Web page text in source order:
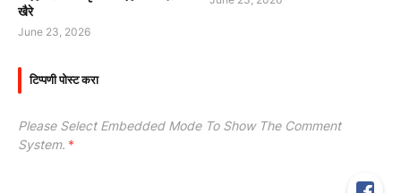
खैरे
June 23, 2026
टिप्पणी पोस्ट करा
Please Select Embedded Mode To Show The Comment
System. *